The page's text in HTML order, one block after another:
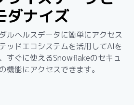
ダナイズ
ルヘルスデータに簡単にアクセス
ッドエコシステムを活用してAIを
すぐに使えるSnowflakeのセキュ
機能にアクセスできます。